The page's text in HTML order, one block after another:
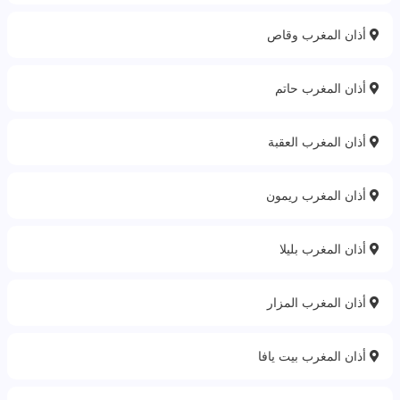
أذان المغرب وقاص‎
أذان المغرب حاتم
أذان المغرب العقبة
أذان المغرب ريمون
أذان المغرب بليلا
أذان المغرب المزار
أذان المغرب بيت يافا